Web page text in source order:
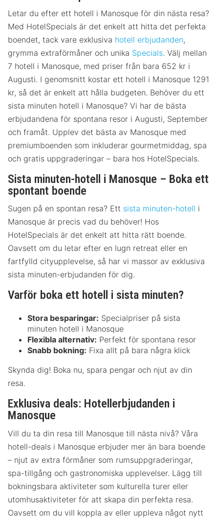
Letar du efter ett hotell i Manosque för din nästa resa?
Med HotelSpecials är det enkelt att hitta det perfekta
boendet, tack vare exklusiva hotell erbjudanden,
grymma extraförmåner och unika Specials. Välj mellan
7 hotell i Manosque, med priser från bara 652 kr i
Augusti. I genomsnitt kostar ett hotell i Manosque 1291
kr, så det är enkelt att hålla budgeten. Behöver du ett
sista minuten hotell i Manosque? Vi har de bästa
erbjudandena för spontana resor i Augusti, September
och framåt. Upplev det bästa av Manosque med
premiumboenden som inkluderar gourmetmiddag, spa
och gratis uppgraderingar – bara hos HotelSpecials.
Sista minuten-hotell i Manosque – Boka ett
spontant boende
Sugen på en spontan resa? Ett sista minuten-hotell i
Manosque är precis vad du behöver! Hos
HotelSpecials är det enkelt att hitta rätt boende.
Oavsett om du letar efter en lugn retreat eller en
fartfylld cityupplevelse, så har vi massor av exklusiva
sista minuten-erbjudanden för dig.
Varför boka ett hotell i sista minuten?
Stora besparingar: Specialpriser på sista
minuten hotell i Manosque
Flexibla alternativ: Perfekt för spontana resor
Snabb bokning: Fixa allt på bara några klick
Skynda dig! Boka nu, spara pengar och njut av din
resa.
Exklusiva deals: Hotellerbjudanden i
Manosque
Vill du ta din resa till Manosque till nästa nivå? Våra
hotell-deals i Manosque erbjuder mer än bara boende
– njut av extra förmåner som rumsuppgraderingar,
spa-tillgång och gastronomiska upplevelser. Lägg till
bokningsbara aktiviteter som kulturella turer eller
utomhusaktiviteter för att skapa din perfekta resa.
Oavsett om du vill koppla av eller uppleva något nytt